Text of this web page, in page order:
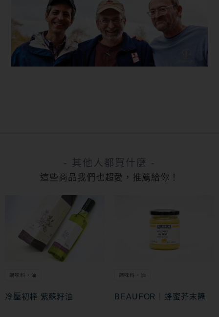
- 其他人都買什麼 -
這些商品我們也超愛，推薦給你！
調味料・油
冷壓初榨 紫蘇籽油
調味料・油
BEAUFOR｜蜂蜜芥末醬